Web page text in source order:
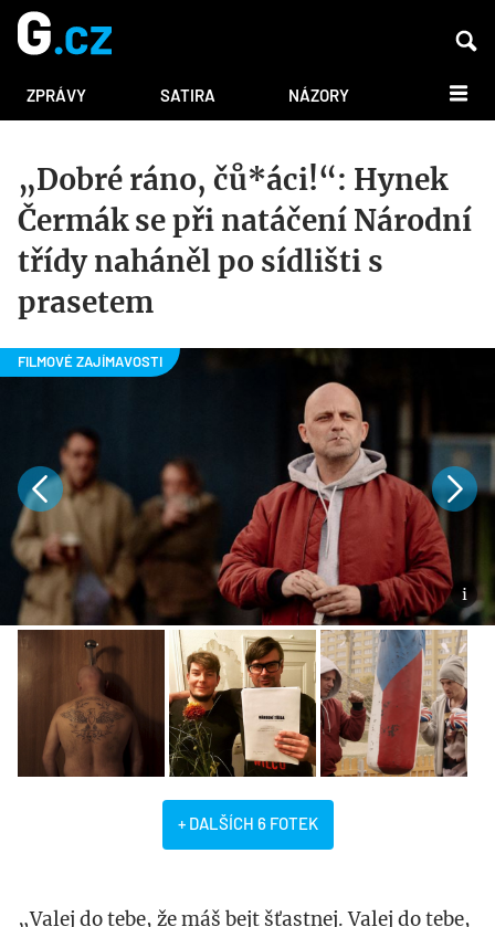
ZPRÁVY SATIRA NÁZORY DALŠÍ
„Dobré ráno, čů*áci!“: Hynek
Čermák se při natáčení Národní
třídy naháněl po sídlišti s
prasetem
+ DALŠÍCH 6 FOTEK
„Valej do tebe, že máš bejt šťastnej. Valej do tebe,